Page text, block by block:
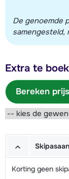
De genoemde
samengesteld,
Extra te
Bereken
Korting geen